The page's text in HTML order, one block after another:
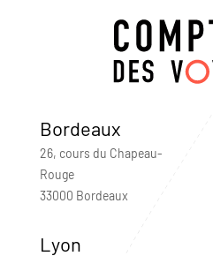
Bordeaux
26, cours du Chapeau-
Rouge
33000 Bordeaux
Lyon